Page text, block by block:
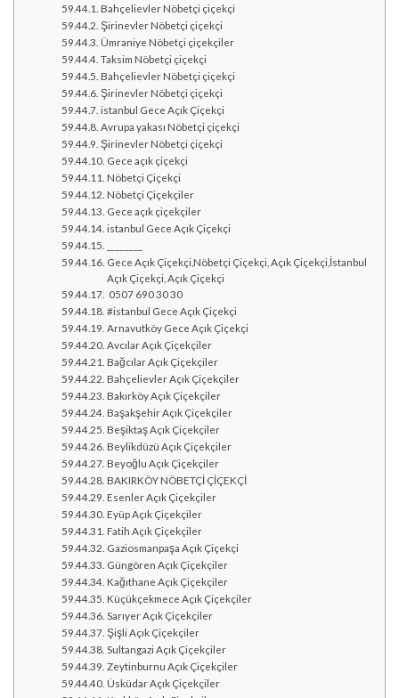
Bahçelievler Nöbetçi çiçekçi
Şirinevler Nöbetçi çiçekçi
Ümraniye Nöbetçi çiçekçiler
Taksim Nöbetçi çiçekçi
Bahçelievler Nöbetçi çiçekçi
Şirinevler Nöbetçi çiçekçi
istanbul Gece Açık Çiçekçi
Avrupa yakası Nöbetçi çiçekçi
Şirinevler Nöbetçi çiçekçi
Gece açık çiçekçi
Nöbetçi Çiçekçi
Nöbetçi Çiçekçiler
Gece açık çiçekçiler
istanbul Gece Açık Çiçekçi
Gece Açık Çiçekçi,Nöbetçi Çiçekçi, Açık Çiçekçi,İstanbul
Açık Çiçekçi, Açık Çiçekçi
0507 690 30 30
#istanbul Gece Açık Çiçekçi
Arnavutköy Gece Açık Çiçekçi
Avcılar Açık Çiçekçiler
Bağcılar Açık Çiçekçiler
Bahçelievler Açık Çiçekçiler
Bakırköy Açık Çiçekçiler
Başakşehir Açık Çiçekçiler
Beşiktaş Açık Çiçekçiler
Beylikdüzü Açık Çiçekçiler
Beyoğlu Açık Çiçekçiler
BAKIRKÖY NÖBETÇİ ÇİÇEKÇİ
Esenler Açık Çiçekçiler
Eyüp Açık Çiçekçiler
Fatih Açık Çiçekçiler
Gaziosmanpaşa Açık Çiçekçi
Güngören Açık Çiçekçiler
Kağıthane Açık Çiçekçiler
Küçükçekmece Açık Çiçekçiler
Sarıyer Açık Çiçekçiler
Şişli Açık Çiçekçiler
Sultangazi Açık Çiçekçiler
Zeytinburnu Açık Çiçekçiler
Üsküdar Açık Çiçekçiler